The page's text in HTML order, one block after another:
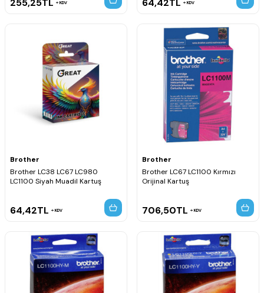
KDV KDV
Brother
Brother LC38 LC67 LC980
LC1100 Siyah Muadil Kartuş
64,42TL KDV
Brother
Brother LC67 LC1100 Kırmızı
Orijinal Kartuş
706,50TL KDV